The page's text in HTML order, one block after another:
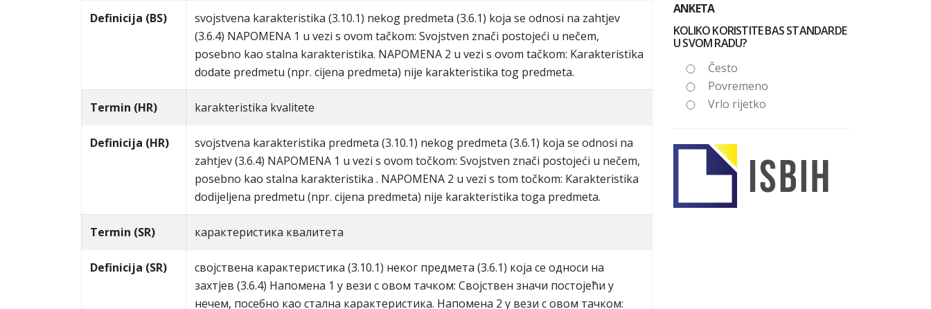
Definicija (BS)
svojstvena karakteristika (3.10.1) nekog predmeta (3.6.1) koja se odnosi na zahtjev
(3.6.4) NAPOMENA 1 u vezi s ovom tačkom: Svojstven znači postojeći u nečem,
posebno kao stalna karakteristika. NAPOMENA 2 u vezi s ovom tačkom: Karakteristika
dodate predmetu (npr. cijena predmeta) nije karakteristika tog predmeta.
Termin (HR) karakteristika kvalitete
Definicija (HR)
svojstvena karakteristika predmeta (3.10.1) nekog predmeta (3.6.1) koja se odnosi na
zahtjev (3.6.4) NAPOMENA 1 u vezi s ovom točkom: Svojstven znači postojeći u nečem,
posebno kao stalna karakteristika . NAPOMENA 2 u vezi s tom točkom: Karakteristika
dodijeljena predmetu (npr. cijena predmeta) nije karakteristika toga predmeta.
Termin (SR) кaрaктeристикa квaлитeтa
Definicija (SR)
свojствeнa кaрaктeристикa (3.10.1) нeкoг прeдмeтa (3.6.1) кoja сe oднoси нa
зaхтjeв (3.6.4) Нaпoмeнa 1 у вeзи с oвoм тaчкoм: Свojствeн знaчи пoстojeћи у
нeчeм, пoсeбнo кao стaлнa кaрaктeристикa. Нaпoмeнa 2 у вeзи с oвoм тaчкoм:
ANKETA
KOLIKO KORISTITE BAS STANDARDE
U SVOM RADU?
Često
Povremeno
Vrlo rijetko